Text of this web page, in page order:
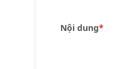
Nội dung